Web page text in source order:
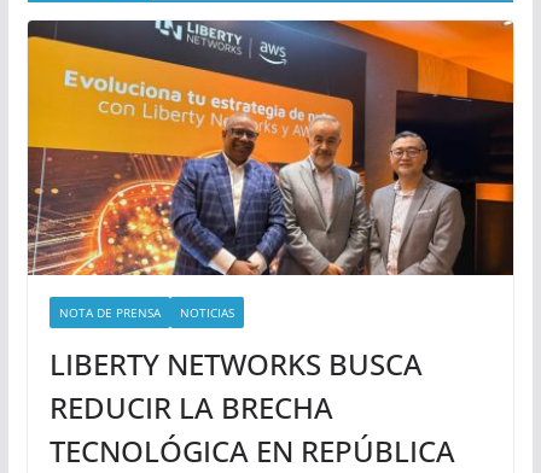
NOTA DE PRENSA NOTICIAS
LIBERTY NETWORKS BUSCA
REDUCIR LA BRECHA
TECNOLÓGICA EN REPÚBLICA